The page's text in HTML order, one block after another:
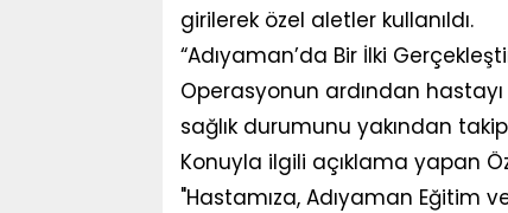
girilerek özel aletler kullanıldı.
“Adıyaman’da Bir İlki
Operasyonun ardından
sağlık durumunu yakından
Konuyla ilgili açıklama yapan
"Hastamıza, Adıyaman Eğitim